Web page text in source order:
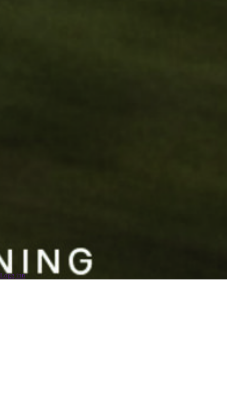
Logg inn